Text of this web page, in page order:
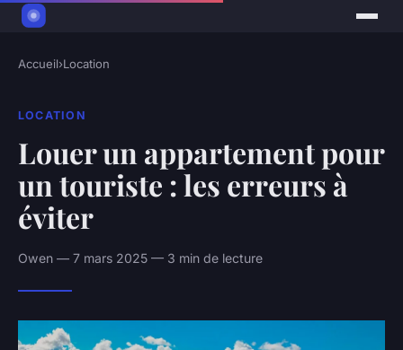
Accueil›Location
LOCATION
Louer un appartement pour
un touriste : les erreurs à
éviter
Owen — 7 mars 2025 — 3 min de lecture